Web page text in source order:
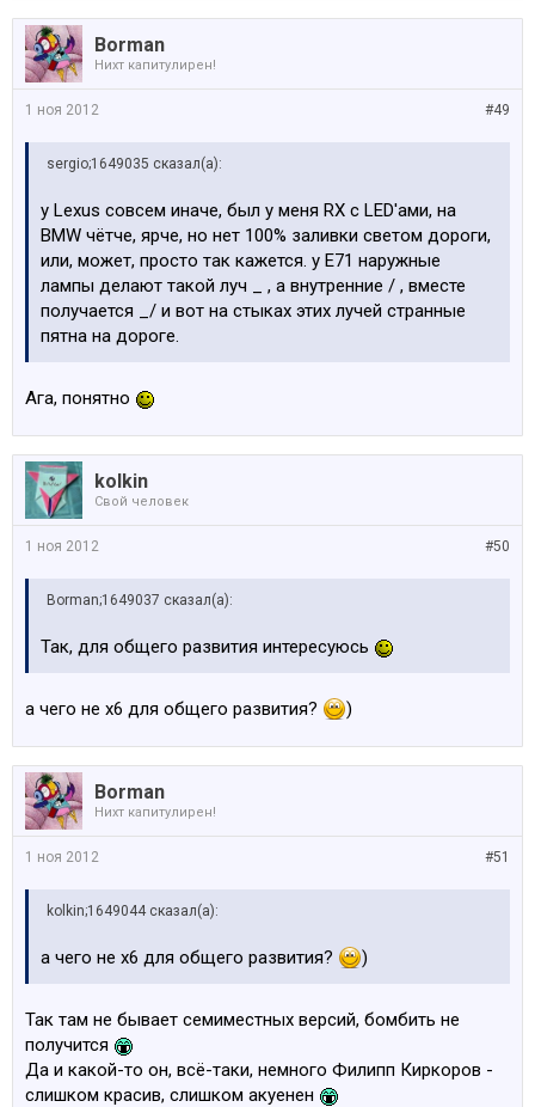
Borman
Нихт капитулирен!
#49
1 ноя 2012
sergio;1649035 сказал(а):
у Lexus совсем иначе, был у меня RX с LED'ами, на
BMW чётче, ярче, но нет 100% заливки светом дороги,
или, может, просто так кажется. у E71 наружные
лампы делают такой луч _ , а внутренние / , вместе
получается _/ и вот на стыках этих лучей странные
пятна на дороге.
Ага, понятно
kolkin
Свой человек
#50
1 ноя 2012
Borman;1649037 сказал(а):
Так, для общего развития интересуюсь
а чего не x6 для общего развития? )
Borman
Нихт капитулирен!
#51
1 ноя 2012
kolkin;1649044 сказал(а):
а чего не x6 для общего развития? )
Так там не бывает семиместных версий, бомбить не
получится
Да и какой-то он, всё-таки, немного Филипп Киркоров -
слишком красив, слишком акуенен